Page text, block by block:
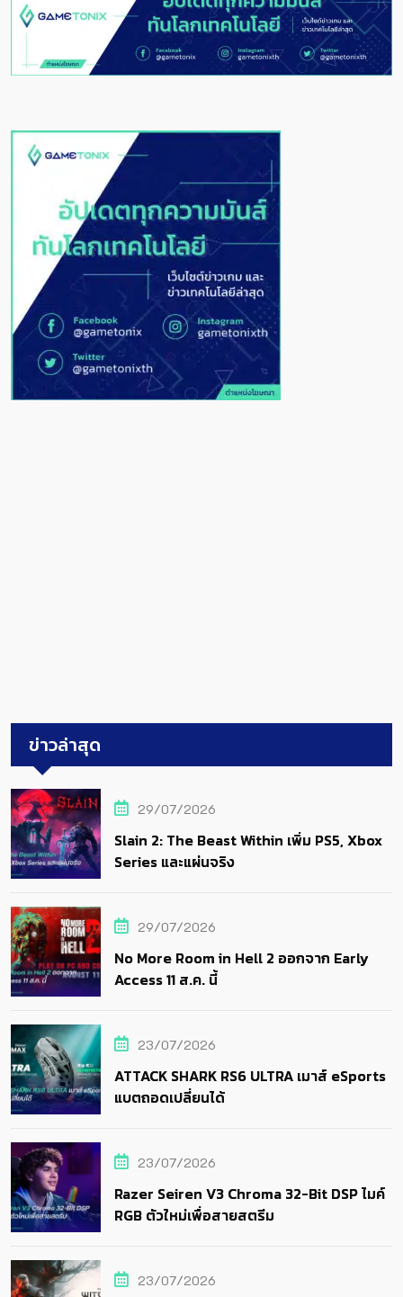
ข่าวล่าสุด
29/07/2026
Slain 2: The Beast Within เพิ่ม PS5, Xbox
Series และแผ่นจริง
29/07/2026
No More Room in Hell 2 ออกจาก Early
Access 11 ส.ค. นี้
23/07/2026
ATTACK SHARK RS6 ULTRA เมาส์ eSports
แบตถอดเปลี่ยนได้
23/07/2026
Razer Seiren V3 Chroma 32-Bit DSP ไมค์
RGB ตัวใหม่เพื่อสายสตรีม
23/07/2026